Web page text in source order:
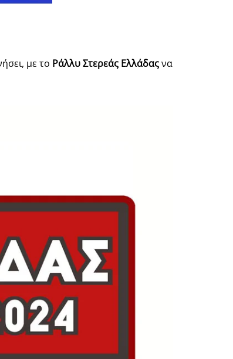
με το Ράλλυ Στερεάς Ελλάδαςνα